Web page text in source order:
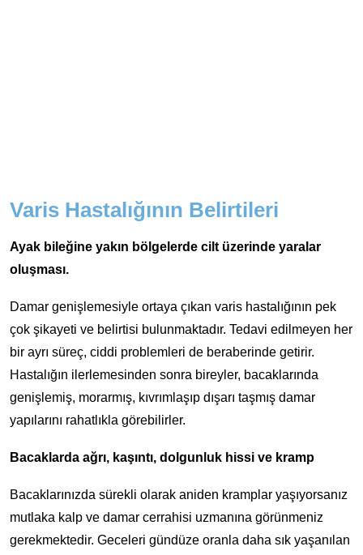
Varis Hastalığının Belirtileri
Ayak bileğine yakın bölgelerde cilt üzerinde yaralar
oluşması.
Damar genişlemesiyle ortaya çıkan varis hastalığının pek
çok şikayeti ve belirtisi bulunmaktadır. Tedavi edilmeyen her
bir ayrı süreç, ciddi problemleri de beraberinde getirir.
Hastalığın ilerlemesinden sonra bireyler, bacaklarında
genişlemiş, morarmış, kıvrımlaşıp dışarı taşmış damar
yapılarını rahatlıkla görebilirler.
Bacaklarda ağrı, kaşıntı, dolgunluk hissi ve kramp
Bacaklarınızda sürekli olarak aniden kramplar yaşıyorsanız
mutlaka kalp ve damar cerrahisi uzmanına görünmeniz
gerekmektedir. Geceleri gündüze oranla daha sık yaşanılan